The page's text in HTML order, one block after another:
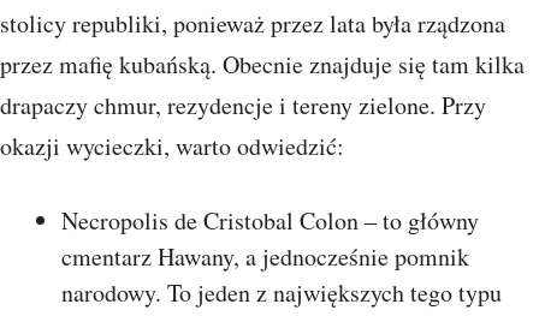
stolicy republiki, ponieważ przez lata była rządzona
przez mafię kubańską. Obecnie znajduje się tam kilka
drapaczy chmur, rezydencje i tereny zielone. Przy
okazji wycieczki, warto odwiedzić:
Necropolis de Cristobal Colon – to główny
cmentarz Hawany, a jednocześnie pomnik
narodowy. To jeden z największych tego typu